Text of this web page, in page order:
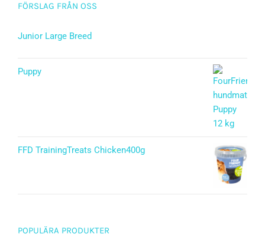
FÖRSLAG FRÅN OSS
Junior Large Breed
5.00av 5
Puppy
FFD TrainingTreats Chicken400g
POPULÄRA PRODUKTER